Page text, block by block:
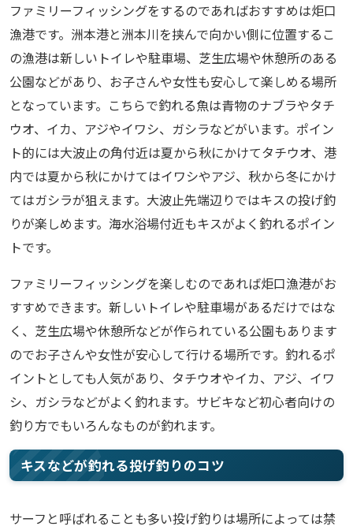
ファミリーフィッシングをするのであればおすすめは炬口
漁港です。洲本港と洲本川を挟んで向かい側に位置するこ
の漁港は新しいトイレや駐車場、芝生広場や休憩所のある
公園などがあり、お子さんや女性も安心して楽しめる場所
となっています。こちらで釣れる魚は青物のナブラやタチ
ウオ、イカ、アジやイワシ、ガシラなどがいます。ポイン
ト的には大波止の角付近は夏から秋にかけてタチウオ、港
内では夏から秋にかけてはイワシやアジ、秋から冬にかけ
てはガシラが狙えます。大波止先端辺りではキスの投げ釣
りが楽しめます。海水浴場付近もキスがよく釣れるポイン
トです。
ファミリーフィッシングを楽しむのであれば炬口漁港がお
すすめできます。新しいトイレや駐車場があるだけではな
く、芝生広場や休憩所などが作られている公園もあります
のでお子さんや女性が安心して行ける場所です。釣れるポ
イントとしても人気があり、タチウオやイカ、アジ、イワ
シ、ガシラなどがよく釣れます。サビキなど初心者向けの
釣り方でもいろんなものが釣れます。
キスなどが釣れる投げ釣りのコツ
サーフと呼ばれることも多い投げ釣りは場所によっては禁